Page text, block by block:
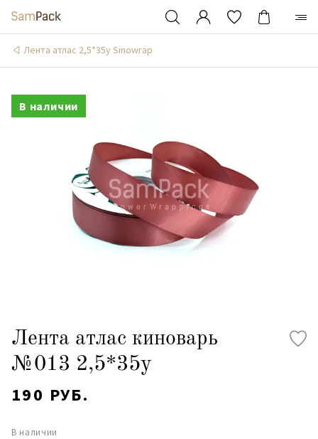
Лента атлас 2,5*35y Sinowrap
В наличии
Лента атлас киноварь
№013 2,5*35y
190 РУБ.
В наличии